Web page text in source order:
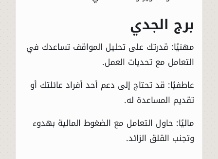
برج الجدي
مهنيًا: قدرتك على تحليل المواقف تساعدك في
التعامل مع تحديات العمل.
عاطفيًا: قد تحتاج إلى دعم أحد أفراد عائلتك أو
تقديم المساعدة له.
ماليًا: حاول التعامل مع الضغوط المالية بهدوء
وتجنب القلق الزائد.